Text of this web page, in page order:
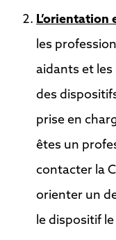
L’orientation
les
aidants et
des
prise en
êtes un
contacter la
orienter un
le dispositif